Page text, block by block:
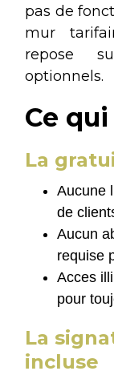
pas de
mur
repose
optionnels.
Ce
La
Aucune
de
Aucun
requise
Acces
pour
La
incluse